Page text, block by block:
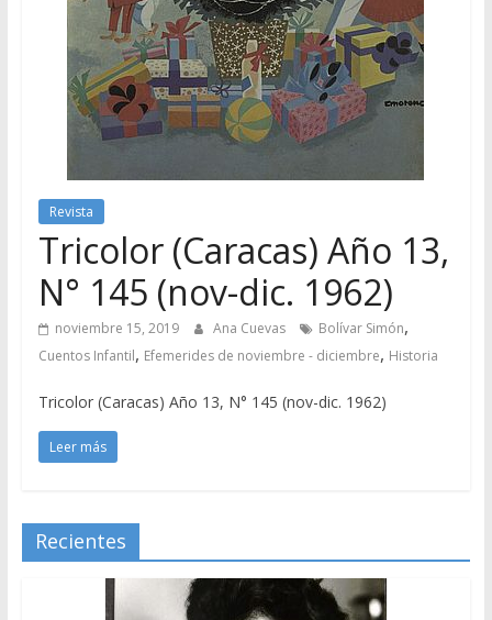
Revista
Tricolor (Caracas) Año 13,
N° 145 (nov-dic. 1962)
noviembre 15, 2019 Ana Cuevas Bolívar Simón,
Cuentos Infantil, Efemerides de noviembre - diciembre, Historia
Tricolor (Caracas) Año 13, N° 145 (nov-dic. 1962)
Leer más
Recientes